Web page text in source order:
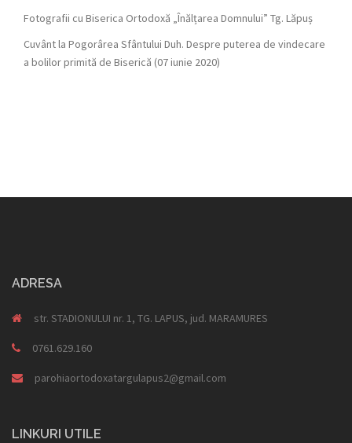
Fotografii cu Biserica Ortodoxă „Înălțarea Domnului” Tg. Lăpuș
Cuvânt la Pogorârea Sfântului Duh. Despre puterea de vindecare
a bolilor primită de Biserică (07 iunie 2020)
ADRESA
str. STADIONULUI nr. 1, TG. LAPUS, jud. MARAMURES
0761.629.160
parohiaortodoxatargulapus2@gmail.com
LINKURI UTILE